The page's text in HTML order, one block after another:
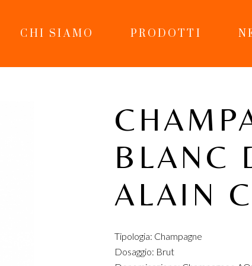
CHI SIAMO PRODOTTI
BLANC
ALAIN
Tipologia: Champagne
Dosaggio: Brut